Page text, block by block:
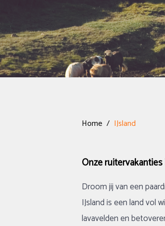
Home / IJsland
Onze ruitervakanties
Droom jij van een
IJsland is een land vol
lavavelden en